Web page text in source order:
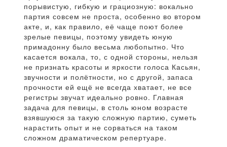
порывистую, гибкую и грациозную: вокально
партия совсем не проста, особенно во втором
акте, и, как правило, её чаще поют более
зрелые певицы, поэтому увидеть юную
примадонну было весьма любопытно. Что
касается вокала, то, с одной стороны, нельзя
не признать красоты и яркости голоса Касьян,
звучности и полётности, но с другой, запаса
прочности ей ещё не всегда хватает, не все
регистры звучат идеально ровно. Главная
задача для певицы, в столь юном возрасте
взявшуюся за такую сложную партию, суметь
нарастить опыт и не сорваться на таком
сложном драматическом репертуаре.